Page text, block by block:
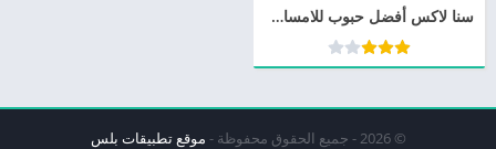
سنا لاكس أفضل حبوب للامساك دواعي الاستعمال وجرعة Senna Lax
© 2026 - جميع الحقوق محفوظة - موقع تطبيقات بلس